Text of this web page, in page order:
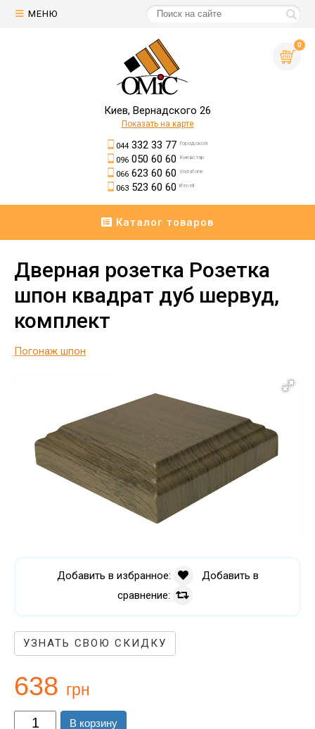
МЕНЮ
0
Киев, Вернадского 26
Показать на карте
044332 33 77 Городской
096050 60 60 Киевстар
066623 60 60 Vodafone
063523 60 60 lifecell
Каталог товаров
Дверная розетка Розетка
шпон квадрат дуб шервуд,
комплект
Погонаж шпон
Добавить в избранное:
Добавить в
сравнение:
УЗНАТЬ СВОЮ СКИДКУ
638 грн
В корзину